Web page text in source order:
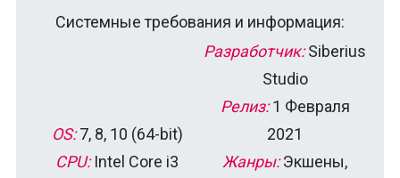
Системные требования и информация:
OS:7, 8, 10 (64-bit)
CPU:Intel Core i3
Разработчик:Siberius
Studio
Релиз:1 Февраля
2021
Жанры:Экшены,